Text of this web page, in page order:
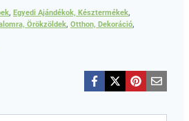
, Egyedi Ajándékok, Késztermékek,
Örökzöldek, Otthon, Dekoráció,